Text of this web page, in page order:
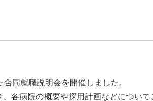
同就職説明会を開催しました。
各病院の概要や採用計画などについて